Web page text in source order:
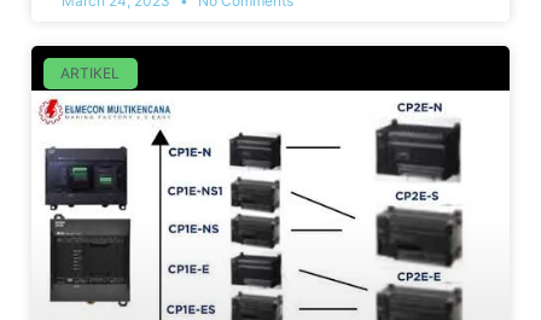
ARTIKEL